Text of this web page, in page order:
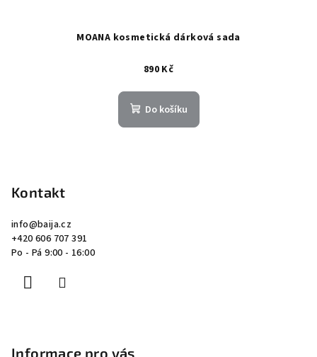
MOANA kosmetická dárková sada
890 Kč
Do košíku
Kontakt
info@baija.cz
+420 606 707 391
Po - Pá 9:00 - 16:00
Informace pro vás